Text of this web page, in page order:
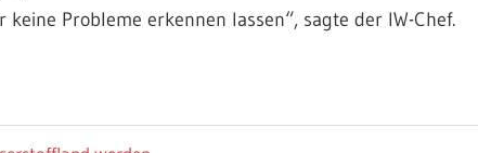
Probleme erkennen lassen“, sagte der IW-Chef.